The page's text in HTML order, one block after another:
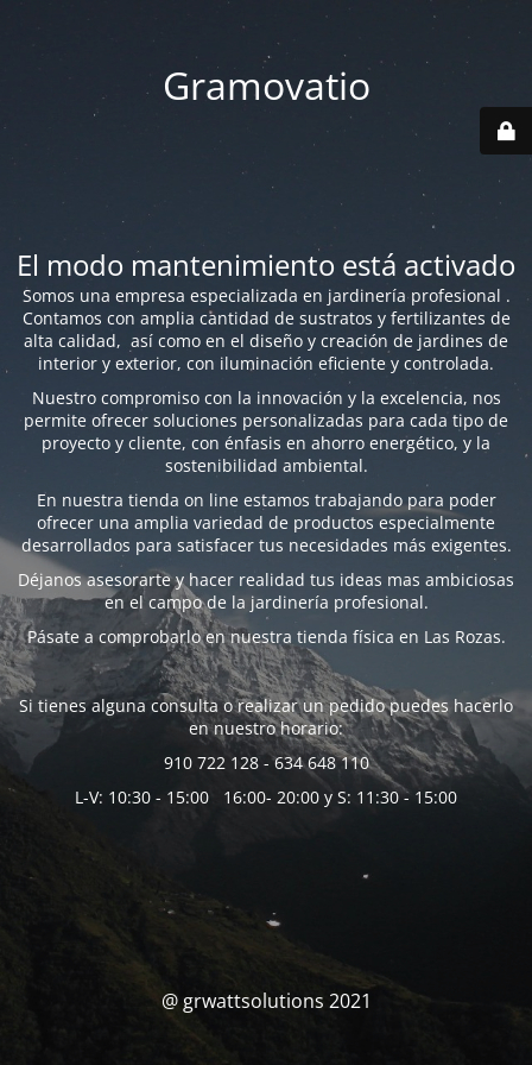
Gramovatio
El modo mantenimiento está activado
Somos una empresa especializada en jardinería profesional .
Contamos con amplia cantidad de sustratos y fertilizantes de
alta calidad, así como en el diseño y creación de jardines de
interior y exterior, con iluminación eficiente y controlada.
Nuestro compromiso con la innovación y la excelencia, nos
permite ofrecer soluciones personalizadas para cada tipo de
proyecto y cliente, con énfasis en ahorro energético, y la
sostenibilidad ambiental.
En nuestra tienda on line estamos trabajando para poder
ofrecer una amplia variedad de productos especialmente
desarrollados para satisfacer tus necesidades más exigentes.
Déjanos asesorarte y hacer realidad tus ideas mas ambiciosas
en el campo de la jardinería profesional.
Pásate a comprobarlo en nuestra tienda física en Las Rozas.
Si tienes alguna consulta o realizar un pedido puedes hacerlo
en nuestro horario:
910 722 128 - 634 648 110
L-V: 10:30 - 15:00 16:00- 20:00 y S: 11:30 - 15:00
@ grwattsolutions 2021